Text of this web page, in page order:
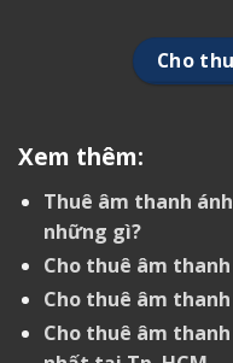
Cho
Xem thêm:
Thuê âm thanh
những gì?
Cho thuê âm
Cho thuê âm
Cho thuê âm